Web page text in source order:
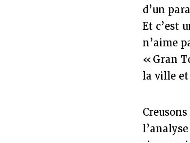
d’un
Et c’est
n’aime
« Gran
la ville et